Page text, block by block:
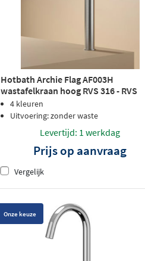
Hotbath Archie Flag AF003H
wastafelkraan hoog RVS 316 - RVS
4 kleuren
Uitvoering: zonder waste
Levertijd: 1 werkdag
Prijs op aanvraag
Vergelijk
Onze keuze